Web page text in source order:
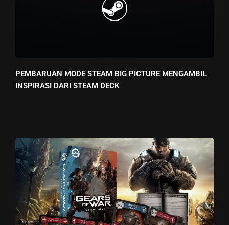
PEMBARUAN MODE STEAM BIG PICTURE MENGAMBIL
INSPIRASI DARI STEAM DECK